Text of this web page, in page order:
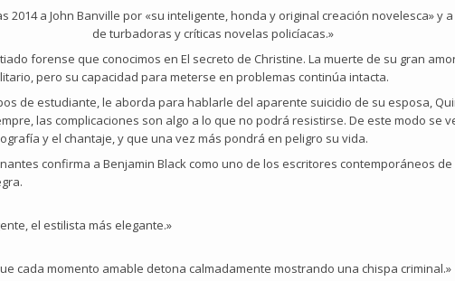
2014 a John Banville por «su inteligente, honda y original creación novelesca» y
de turbadoras y críticas novelas policíacas.»
forense que conocimos en El secreto de Christine. La muerte de su gran
pero su capacidad para meterse en problemas continúa intacta.
de estudiante, le aborda para hablarle del aparente suicidio de su esposa,
las complicaciones son algo a lo que no podrá resistirse. De este modo se
y el chantaje, y que una vez más pondrá en peligro su vida.
confirma a Benjamin Black como uno de los escritores contemporáneos
el estilista más elegante.»
cada momento amable detona calmadamente mostrando una chispa criminal.»